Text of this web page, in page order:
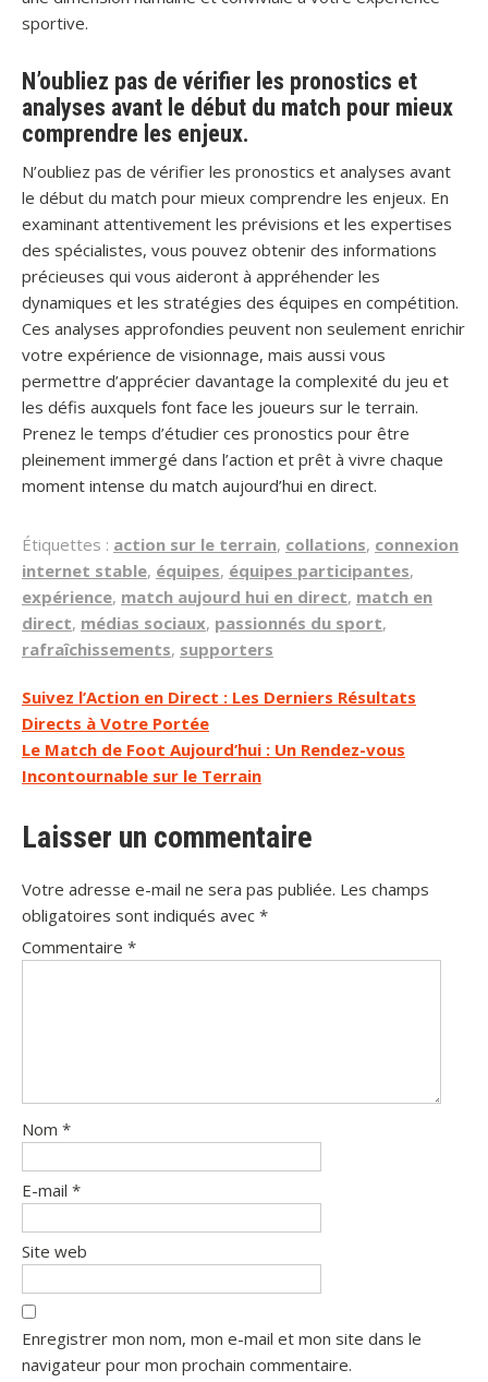
sportive.
N’oubliez pas de vérifier les pronostics et
analyses avant le début du match pour mieux
comprendre les enjeux.
N’oubliez pas de vérifier les pronostics et analyses avant
le début du match pour mieux comprendre les enjeux. En
examinant attentivement les prévisions et les expertises
des spécialistes, vous pouvez obtenir des informations
précieuses qui vous aideront à appréhender les
dynamiques et les stratégies des équipes en compétition.
Ces analyses approfondies peuvent non seulement enrichir
votre expérience de visionnage, mais aussi vous
permettre d’apprécier davantage la complexité du jeu et
les défis auxquels font face les joueurs sur le terrain.
Prenez le temps d’étudier ces pronostics pour être
pleinement immergé dans l’action et prêt à vivre chaque
moment intense du match aujourd’hui en direct.
Étiquettes : action sur le terrain, collations, connexion
internet stable, équipes, équipes participantes,
expérience, match aujourd hui en direct, match en
direct, médias sociaux, passionnés du sport,
rafraîchissements, supporters
Navigation
de
l’article
Suivez l’Action en Direct : Les Derniers Résultats
Directs à Votre Portée
Le Match de Foot Aujourd’hui : Un Rendez-vous
Incontournable sur le Terrain
Laisser un commentaire
Votre adresse e-mail ne sera pas publiée. Les champs
obligatoires sont indiqués avec *
Commentaire *
Nom *
E-mail *
Site web
Enregistrer mon nom, mon e-mail et mon site dans le
navigateur pour mon prochain commentaire.